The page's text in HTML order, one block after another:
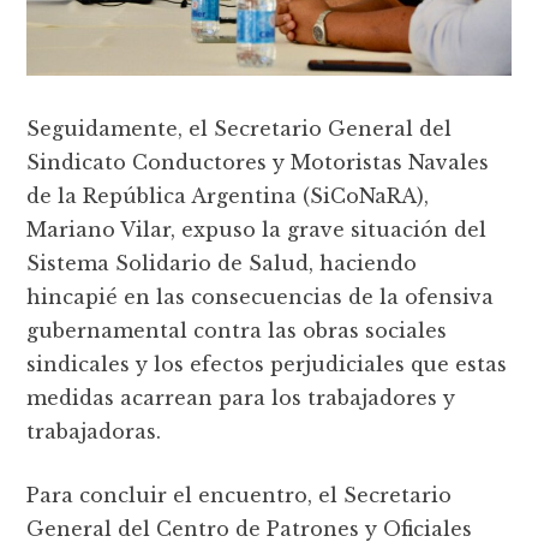
Seguidamente, el Secretario General del
Sindicato Conductores y Motoristas Navales
de la República Argentina (SiCoNaRA),
Mariano Vilar, expuso la grave situación del
Sistema Solidario de Salud, haciendo
hincapié en las consecuencias de la ofensiva
gubernamental contra las obras sociales
sindicales y los efectos perjudiciales que estas
medidas acarrean para los trabajadores y
trabajadoras.
Para concluir el encuentro, el Secretario
General del Centro de Patrones y Oficiales